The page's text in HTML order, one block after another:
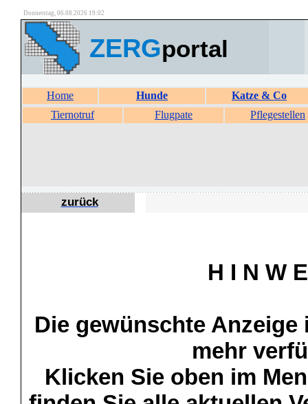
Donnerstag, 06.08.2026 19:02
ZERGportal
Home Hunde
Katze & Co
Tiernotruf
Flugpate Pflegestellen
zurück
H I N W
Die gewünschte
mehr
Klicken Sie oben im